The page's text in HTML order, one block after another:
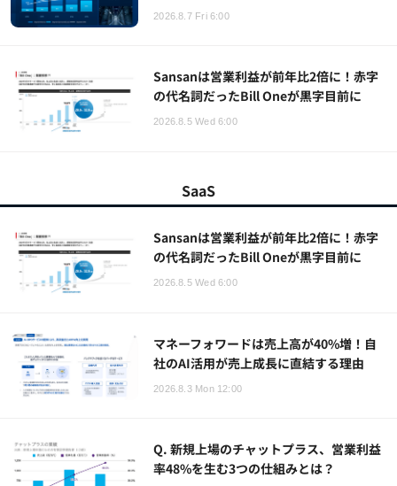
2026.8.7 Fri 6:00
Sansanは営業利益が前年比2倍に！赤字
の代名詞だったBill Oneが黒字目前に
2026.8.5 Wed 6:00
SaaS
Sansanは営業利益が前年比2倍に！赤字
の代名詞だったBill Oneが黒字目前に
2026.8.5 Wed 6:00
マネーフォワードは売上高が40%増！自
社のAI活用が売上成長に直結する理由
2026.8.3 Mon 12:00
Q. 新規上場のチャットプラス、営業利益
率48%を生む3つの仕組みとは？